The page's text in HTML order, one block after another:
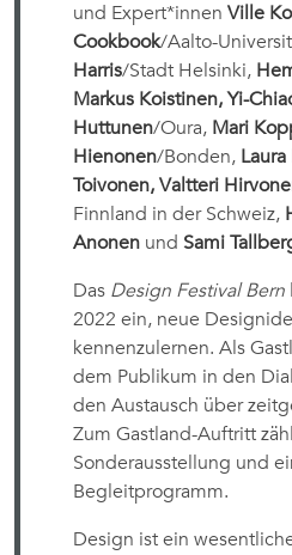
und Expert*innen Ville
Cookbook/Aalto-
Harris/Stadt Helsinki,
Markus Koistinen, Yi-
Huttunen/Oura, Mari
Hienonen/Bonden,
Toivonen, Valtteri
Finnland in der Schweiz,
Anonen und Sami
Das Design Festival Bern
2022 ein, neue
kennenzulernen. Als
dem Publikum in den
den Austausch über
Zum Gastland-Auftritt
Sonderausstellung und
Begleitprogramm.
Design ist ein